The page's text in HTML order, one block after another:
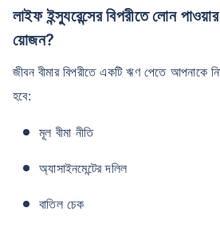
লাইফ ইন্স্যুরেন্সের বিপরীতে লোন পাওয়ার জন্য কোন নথির প্র
য়োজন?
জীবন বীমার বিপরীতে একটি ঋণ পেতে আপনাকে
হবে:
মূল বীমা নীতি
অ্যাসাইনমেন্টের দলিল
বাতিল চেক